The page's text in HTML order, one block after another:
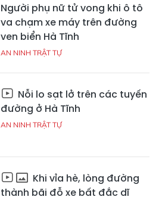
Người phụ nữ tử vong khi ô tô
va chạm xe máy trên đường
ven biển Hà Tĩnh
AN NINH TRẬT TỰ
Nỗi lo sạt lở trên các tuyến
đường ở Hà Tĩnh
AN NINH TRẬT TỰ
Khi vỉa hè, lòng đường
thành bãi đỗ xe bất đắc dĩ